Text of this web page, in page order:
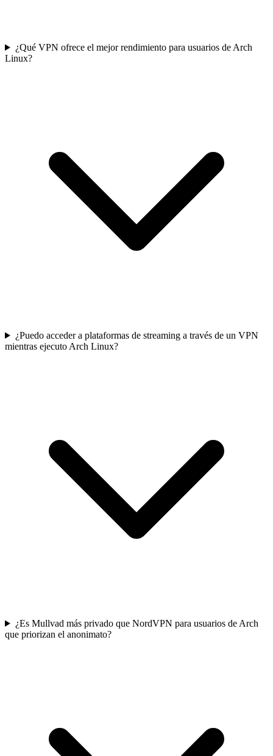
¿Qué VPN ofrece el mejor rendimiento para usuarios de Arch
Linux?
¿Puedo acceder a plataformas de streaming a través de un VPN
mientras ejecuto Arch Linux?
¿Es Mullvad más privado que NordVPN para usuarios de Arch
que priorizan el anonimato?